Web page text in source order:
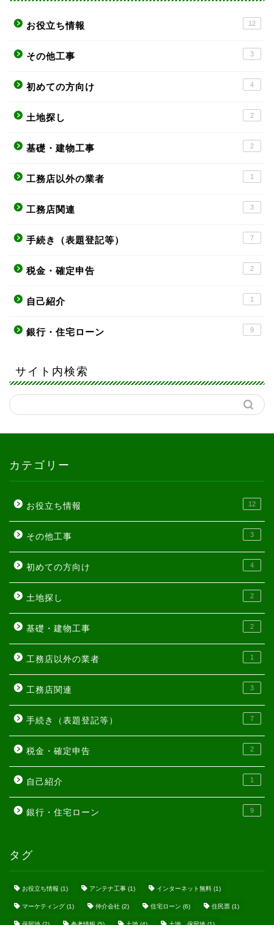
お役立ち情報 12
その他工事 3
初めての方向け 4
土地探し 2
基礎・建物工事 2
工務店以外の業者 1
工務店関連 3
手続き（表題登記等） 7
税金・確定申告 2
自己紹介 1
銀行・住宅ローン 9
サイト内検索
カテゴリー
お役立ち情報 12
その他工事 3
初めての方向け 4
土地探し 2
基礎・建物工事 2
工務店以外の業者 1
工務店関連 3
手続き（表題登記等） 7
税金・確定申告 2
自己紹介 1
銀行・住宅ローン 9
タグ
お役立ち情報 (1) アンテナ工事 (1) インターネット無料 (1)
マーケティング (1) 仲介会社 (2) 住宅ローン (6) 住民票 (1)